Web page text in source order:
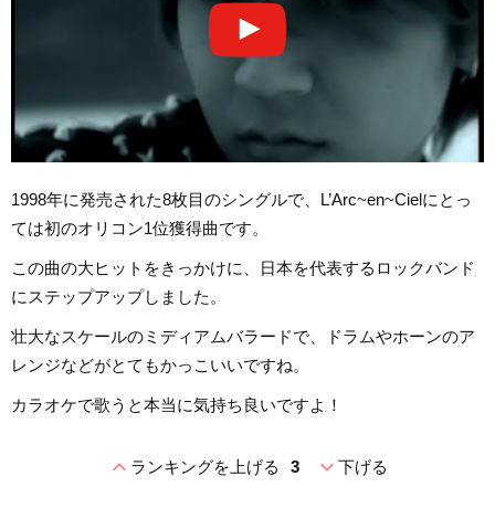
1998年に発売された8枚目のシングルで、L’Arc~en~Cielにとっ
ては初のオリコン1位獲得曲です。
この曲の大ヒットをきっかけに、日本を代表するロックバンド
にステップアップしました。
壮大なスケールのミディアムバラードで、ドラムやホーンのア
レンジなどがとてもかっこいいですね。
カラオケで歌うと本当に気持ち良いですよ！
expand_lessランキングを上げる 3 expand_more下げる